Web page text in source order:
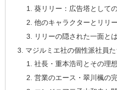
葵リリー：広告塔として
他のキャラクターとリリ
リリーの隠された一面と
マジルミエ社の個性派社員た
社長・重本浩司とその理
営業のエース・翠川楓の